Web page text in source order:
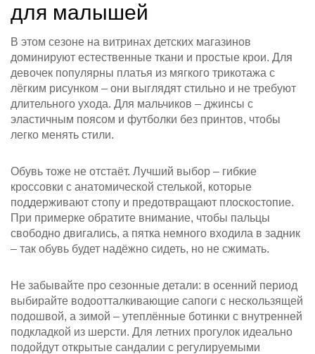
для малышей
В этом сезоне на витринах детских магазинов
доминируют естественные ткани и простые крои. Для
девочек популярны платья из мягкого трикотажа с
лёгким рисунком – они выглядят стильно и не требуют
длительного ухода. Для мальчиков – джинсы с
эластичным поясом и футболки без принтов, чтобы
легко менять стили.
Обувь тоже не отстаёт. Лучший выбор – гибкие
кроссовки с анатомической стелькой, которые
поддерживают стопу и предотвращают плоскостопие.
При примерке обратите внимание, чтобы пальцы
свободно двигались, а пятка немного входила в задник
– так обувь будет надёжно сидеть, но не сжимать.
Не забывайте про сезонные детали: в осенний период
выбирайте водоотталкивающие сапоги с нескользящей
подошвой, а зимой – утеплённые ботинки с внутренней
подкладкой из шерсти. Для летних прогулок идеально
подойдут открытые сандалии с регулируемыми